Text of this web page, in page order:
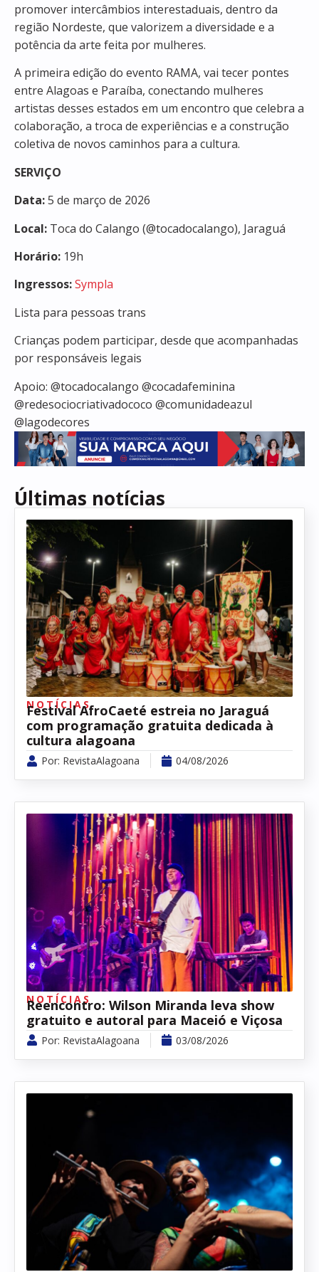
promover intercâmbios interestaduais, dentro da
região Nordeste, que valorizem a diversidade e a
potência da arte feita por mulheres.
A primeira edição do evento RAMA, vai tecer pontes
entre Alagoas e Paraíba, conectando mulheres
artistas desses estados em um encontro que celebra a
colaboração, a troca de experiências e a construção
coletiva de novos caminhos para a cultura.
SERVIÇO
Data:5 de março de 2026
Local: Toca do Calango (@tocadocalango), Jaraguá
Horário: 19h
Ingressos:Sympla
Lista para pessoas trans
Crianças podem participar, desde que acompanhadas
por responsáveis legais
Apoio: @tocadocalango @cocadafeminina
@redesociocriativadococo @comunidadeazul
@lagodecores
Últimas notícias
NOTÍCIAS
Festival AfroCaeté estreia no Jaraguá
com programação gratuita dedicada à
cultura alagoana
Por: RevistaAlagoana 04/08/2026
NOTÍCIAS
Reencontro: Wilson Miranda leva show
gratuito e autoral para Maceió e Viçosa
Por: RevistaAlagoana 03/08/2026